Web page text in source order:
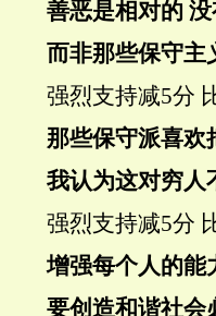
善恶是相对的
而非那些保守主
强烈支持减5分
那些保守派喜欢
我认为这对穷人
强烈支持减5分
增强每个人的能
要创造和谐社会